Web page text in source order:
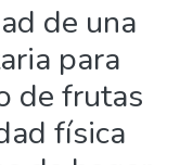
de una
para
de frutas
física